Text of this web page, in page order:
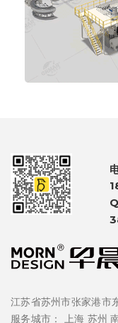
江苏省苏州市张家港市
服务城市： 上海 苏州